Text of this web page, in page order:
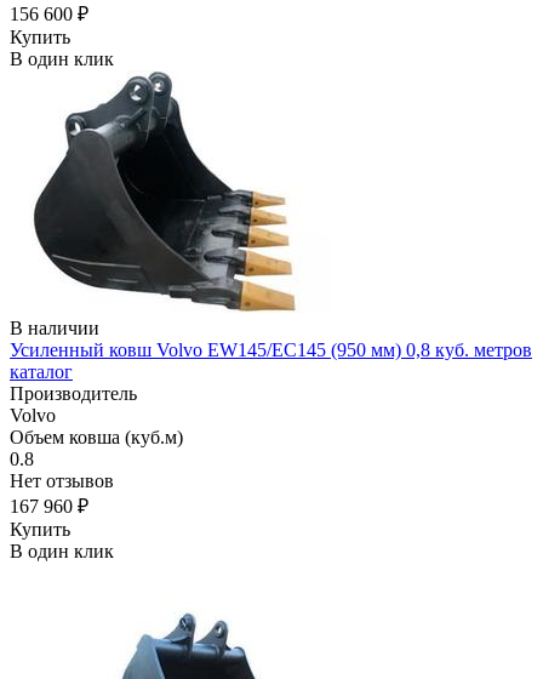
156 600 ₽
Купить
В один клик
В наличии
Усиленный ковш Volvo EW145/EC145 (950 мм) 0,8 куб. метров
каталог
Производитель
Volvo
Объем ковша (куб.м)
0.8
Нет отзывов
167 960 ₽
Купить
В один клик